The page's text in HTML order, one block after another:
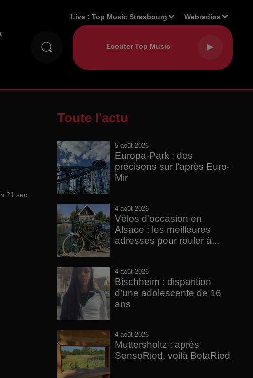
Live :Top Music Strasbourg Webradios
21 sec
Toute l'actu
5 août 2026
Europa-Park : des
précisons sur l’après Euro-
Mir
4 août 2026
Vélos d'occasion en
Alsace : les meilleures
adresses pour rouler à...
4 août 2026
Bischheim : disparition
d’une adolescente de 16
ans
4 août 2026
Muttersholtz : après
SensoRied, voilà BotaRied